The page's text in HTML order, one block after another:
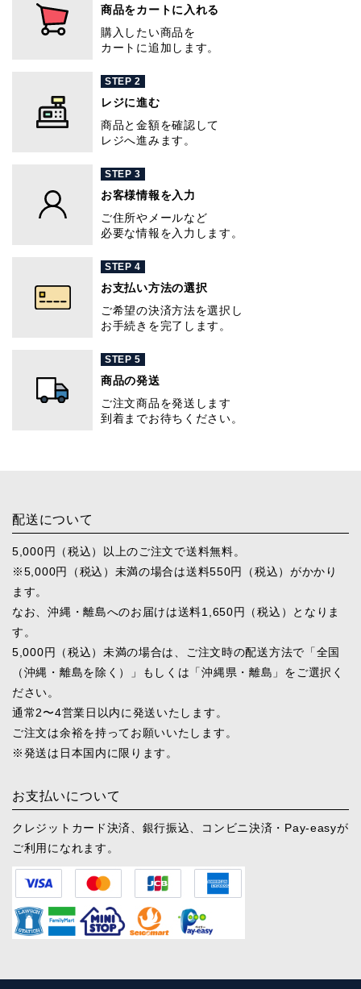
商品をカートに入れる
購入したい商品を
カートに追加します。
STEP 2
レジに進む
商品と金額を確認して
レジへ進みます。
STEP 3
お客様情報を入力
ご住所やメールなど
必要な情報を入力します。
STEP 4
お支払い方法の選択
ご希望の決済方法を選択し
お手続きを完了します。
STEP 5
商品の発送
ご注文商品を発送します
到着までお待ちください。
配送について
5,000円（税込）以上のご注文で送料無料。
※5,000円（税込）未満の場合は送料550円（税込）がかかり
ます。
なお、沖縄・離島へのお届けは送料1,650円（税込）となりま
す。
5,000円（税込）未満の場合は、ご注文時の配送方法で「全国
（沖縄・離島を除く）」もしくは「沖縄県・離島」をご選択く
ださい。
通常2〜4営業日以内に発送いたします。
ご注文は余裕を持ってお願いいたします。
※発送は日本国内に限ります。
お支払いについて
クレジットカード決済、銀行振込、
コンビニ決済・Pay-easyが
ご利用になれます。